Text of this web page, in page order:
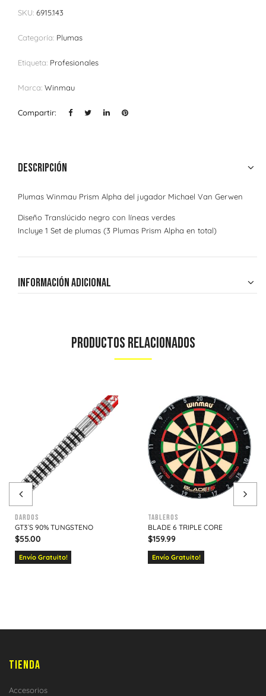
SKU: 6915.143
Categoría: Plumas
Etiqueta: Profesionales
Marca: Winmau
Compartir:
Descripción
Plumas Winmau Prism Alpha del jugador Michael Van Gerwen
Diseño Translúcido negro con líneas verdes
Incluye 1 Set de plumas (3 Plumas Prism Alpha en total)
Información adicional
Productos Relacionados
Dardos
GT3´S 90% TUNGSTENO
$55.00
Envío Gratuito!
Tableros
BLADE 6 TRIPLE CORE
$159.99
Envío Gratuito!
TIENDA
Accesorios